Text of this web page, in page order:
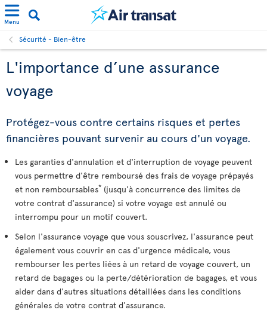
Menu
Sécurité - Bien-être
L'importance d’une assurance
voyage
Protégez-vous contre certains risques et pertes
financières pouvant survenir au cours d'un voyage.
Les garanties d'annulation et d'interruption de voyage peuvent
vous permettre d'être remboursé des frais de voyage prépayés
et non remboursables* (jusqu'à concurrence des limites de
votre contrat d'assurance) si votre voyage est annulé ou
interrompu pour un motif couvert.
Selon l'assurance voyage que vous souscrivez, l'assurance peut
également vous couvrir en cas d'urgence médicale, vous
rembourser les pertes liées à un retard de voyage couvert, un
retard de bagages ou la perte/détérioration de bagages, et vous
aider dans d'autres situations détaillées dans les conditions
générales de votre contrat d'assurance.